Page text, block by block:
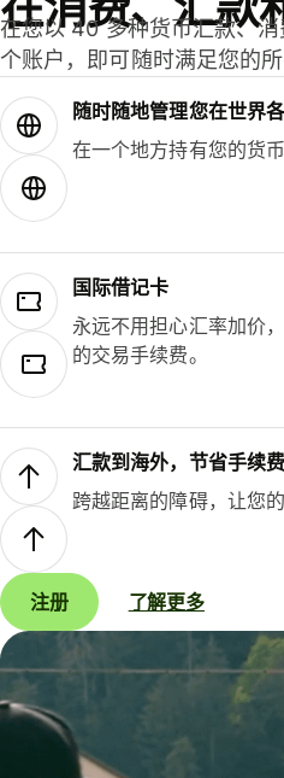
在您以 40 多种货币汇款、
个账户，即可随时满足您的所
随时随地管理您在世界
在一个地方持有您的货
国际借记卡
永远不用担心汇率加价
的交易手续费。
汇款到海外，节省手续费
跨越距离的障碍，让您
注册 了解更多